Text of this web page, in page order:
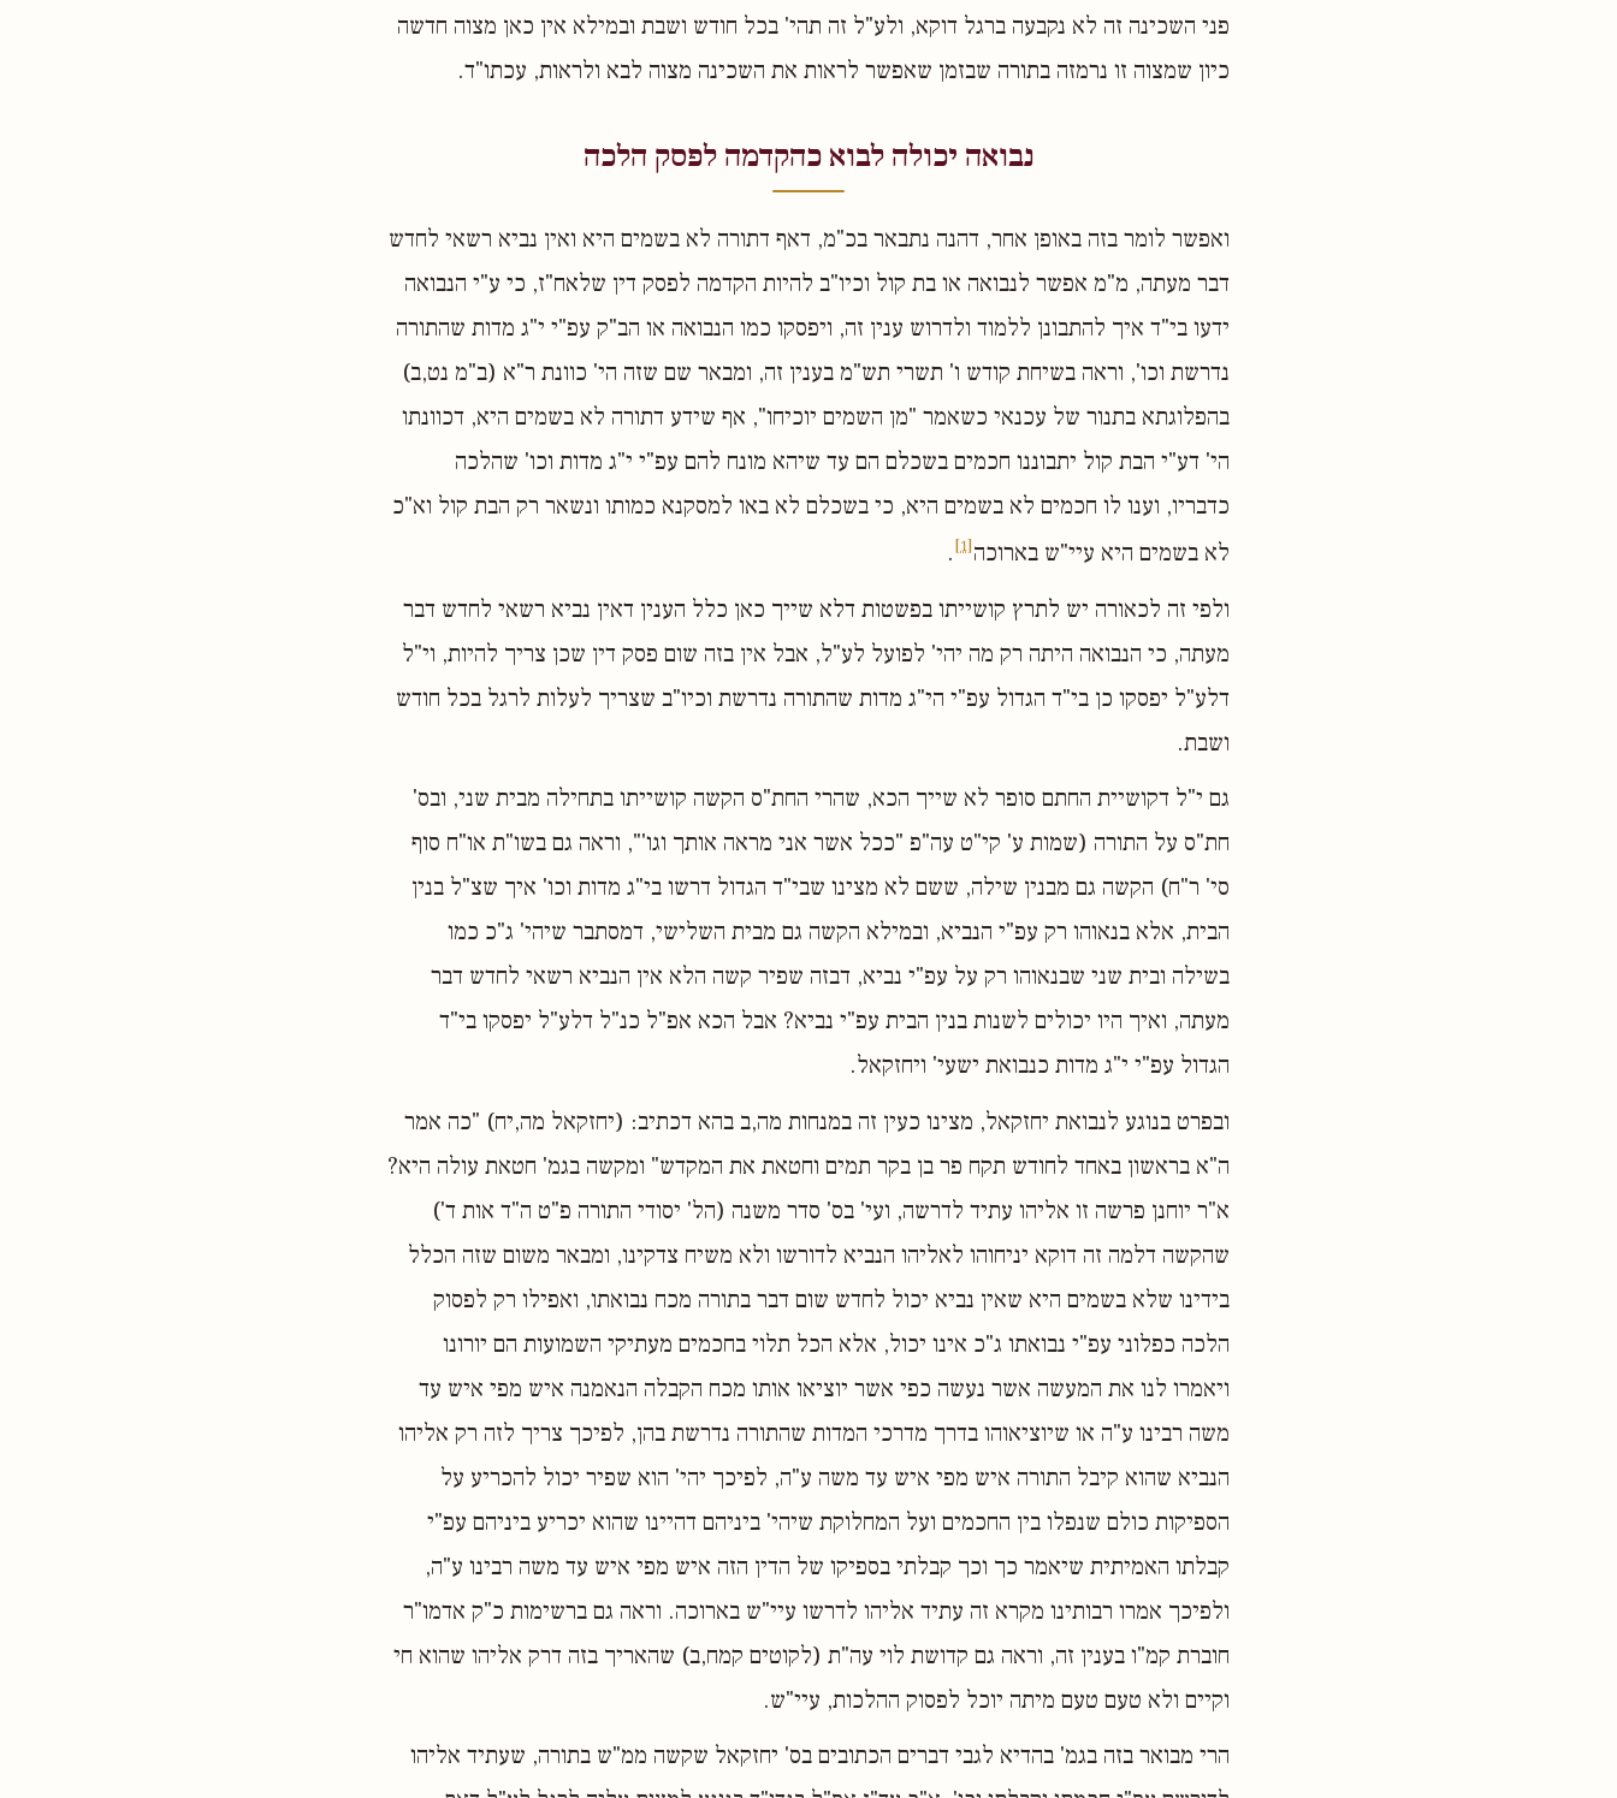
פני השכינה זה לא נקבעה ברגל דוקא, ולע"ל זה תהי' בכל חודש ושבת ובמילא אין כאן מצוה חדשה
כיון שמצוה זו נרמזה בתורה שבזמן שאפשר לראות את השכינה מצוה לבא ולראות, עכתו"ד.
נבואה יכולה לבוא כהקדמה לפסק הלכה
ואפשר לומר בזה באופן אחר, דהנה נתבאר בכ"מ, דאף דתורה לא בשמים היא ואין נביא רשאי לחדש
דבר מעתה, מ"מ אפשר לנבואה או בת קול וכיו"ב להיות הקדמה לפסק דין שלאח"ז, כי ע"י הנבואה
ידעו בי"ד איך להתבונן ללמוד ולדרוש ענין זה, ויפסקו כמו הנבואה או הב"ק עפ"י י"ג מדות שהתורה
נדרשת וכו', וראה בשיחת קודש ו' תשרי תש"מ בענין זה, ומבאר שם שזה הי' כוונת ר"א (ב"מ נט,ב)
בהפלוגתא בתנור של עכנאי כשאמר "מן השמים יוכיחו", אף שידע דתורה לא בשמים היא, דכוונתו
הי' דע"י הבת קול יתבוננו חכמים בשכלם הם עד שיהא מונח להם עפ"י י"ג מדות וכו' שהלכה
כדבריו, וענו לו חכמים לא בשמים היא, כי בשכלם לא באו למסקנא כמותו ונשאר רק הבת קול וא"כ
לא בשמים היא עיי"ש בארוכה[1]
.
ולפי זה לכאורה יש לתרץ קושייתו בפשטות דלא שייך כאן כלל הענין דאין נביא רשאי לחדש דבר
מעתה, כי הנבואה היתה רק מה יהי' לפועל לע"ל, אבל אין בזה שום פסק דין שכן צריך להיות, וי"ל
דלע"ל יפסקו כן בי"ד הגדול עפ"י הי"ג מדות שהתורה נדרשת וכיו"ב שצריך לעלות לרגל בכל חודש
ושבת.
גם י"ל דקושיית החתם סופר לא שייך הכא, שהרי החת"ס הקשה קושייתו בתחילה מבית שני, ובס'
חת"ס על התורה (שמות ע' קי"ט עה"פ "ככל אשר אני מראה אותך וגו'", וראה גם בשו"ת או"ח סוף
סי' ר"ח) הקשה גם מבנין שילה, ששם לא מצינו שבי"ד הגדול דרשו בי"ג מדות וכו' איך שצ"ל בנין
הבית, אלא בנאוהו רק עפ"י הנביא, ובמילא הקשה גם מבית השלישי, דמסתבר שיהי' ג"כ כמו
בשילה ובית שני שבנאוהו רק על עפ"י נביא, דבזה שפיר קשה הלא אין הנביא רשאי לחדש דבר
מעתה, ואיך היו יכולים לשנות בנין הבית עפ"י נביא? אבל הכא אפ"ל כנ"ל דלע"ל יפסקו בי"ד
הגדול עפ"י י"ג מדות כנבואת ישעי' ויחזקאל.
ובפרט בנוגע לנבואת יחזקאל, מצינו כעין זה במנחות מה,ב בהא דכתיב: (יחזקאל מה,יח) "כה אמר
ה"א בראשון באחד לחודש תקח פר בן בקר תמים וחטאת את המקדש" ומקשה בגמ' חטאת עולה היא?
א"ר יוחנן פרשה זו אליהו עתיד לדרשה, ועי' בס' סדר משנה (הל' יסודי התורה פ"ט ה"ד אות ד')
שהקשה דלמה זה דוקא יניחוהו לאליהו הנביא לדורשו ולא משיח צדקינו, ומבאר משום שזה הכלל
בידינו שלא בשמים היא שאין נביא יכול לחדש שום דבר בתורה מכח נבואתו, ואפילו רק לפסוק
הלכה כפלוני עפ"י נבואתו ג"כ אינו יכול, אלא הכל תלוי בחכמים מעתיקי השמועות הם יורונו
ויאמרו לנו את המעשה אשר נעשה כפי אשר יוציאו אותו מכח הקבלה הנאמנה איש מפי איש עד
משה רבינו ע"ה או שיוציאוהו בדרך מדרכי המדות שהתורה נדרשת בהן, לפיכך צריך לזה רק אליהו
הנביא שהוא קיבל התורה איש מפי איש עד משה ע"ה, לפיכך יהי' הוא שפיר יכול להכריע על
הספיקות כולם שנפלו בין החכמים ועל המחלוקת שיהי' ביניהם דהיינו שהוא יכריע ביניהם עפ"י
קבלתו האמיתית שיאמר כך וכך קבלתי בספיקו של הדין הזה איש מפי איש עד משה רבינו ע"ה,
ולפיכך אמרו רבותינו מקרא זה עתיד אליהו לדרשו עיי"ש בארוכה. וראה גם ברשימות כ"ק אדמו"ר
חוברת קמ"ו בענין זה, וראה גם קדושת לוי עה"ת (לקוטים קמח,ב) שהאריך בזה דרק אליהו שהוא חי
וקיים ולא טעם טעם מיתה יוכל לפסוק ההלכות, עיי"ש.
הרי מבואר בזה בגמ' בהדיא לגבי דברים הכתובים בס' יחזקאל שקשה ממ"ש בתורה, שעתיד אליהו